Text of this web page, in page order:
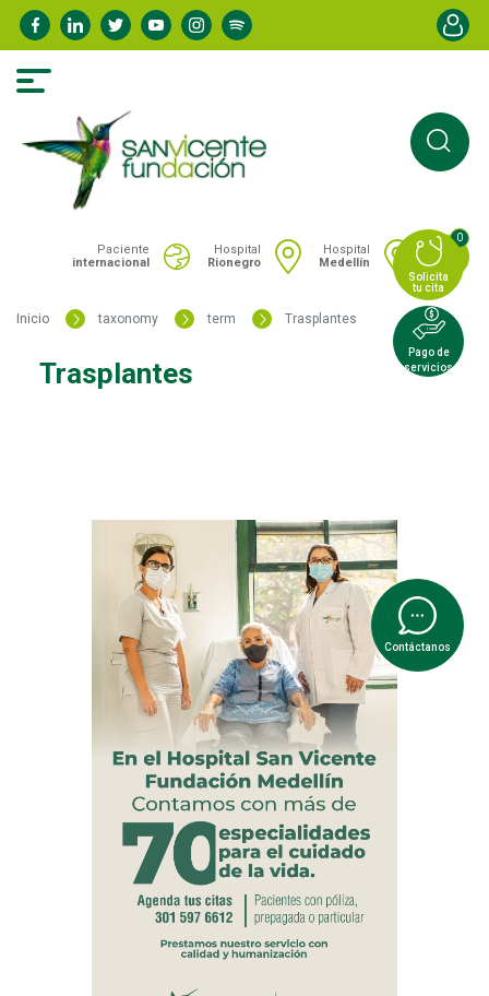
Pasar
al
Menú
Portal San Vicente - Menú hospitales
Paciente
internacional
Hospital
Rionegro
Hospital
Medellín
0
Inicio taxonomy term Trasplantes
Trasplantes
Pago de
servicios
Contáctanos
Solicita
tu cita